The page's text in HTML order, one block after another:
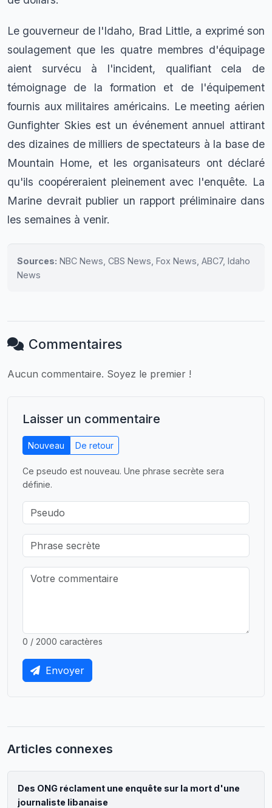
Le gouverneur de l'Idaho, Brad Little, a exprimé son
soulagement que les quatre membres d'équipage
aient survécu à l'incident, qualifiant cela de
témoignage de la formation et de l'équipement
fournis aux militaires américains. Le meeting aérien
Gunfighter Skies est un événement annuel attirant
des dizaines de milliers de spectateurs à la base de
Mountain Home, et les organisateurs ont déclaré
qu'ils coopéreraient pleinement avec l'enquête. La
Marine devrait publier un rapport préliminaire dans
les semaines à venir.
Sources: NBC News, CBS News, Fox News, ABC7, Idaho
News
Commentaires
Aucun commentaire. Soyez le premier !
Laisser un commentaire
Nouveau De retour
Ce pseudo est nouveau. Une phrase secrète sera
définie.
0 / 2000 caractères
Envoyer
Articles connexes
Des ONG réclament une enquête sur la mort d'une
journaliste libanaise